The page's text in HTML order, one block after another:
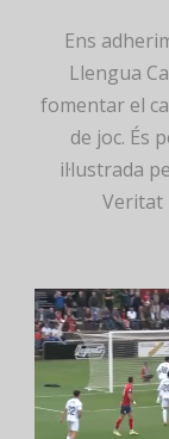
Ens
Llengua
fomentar el
de joc. És
il·lustrada
Veritat
Reproductor
de
vídeo